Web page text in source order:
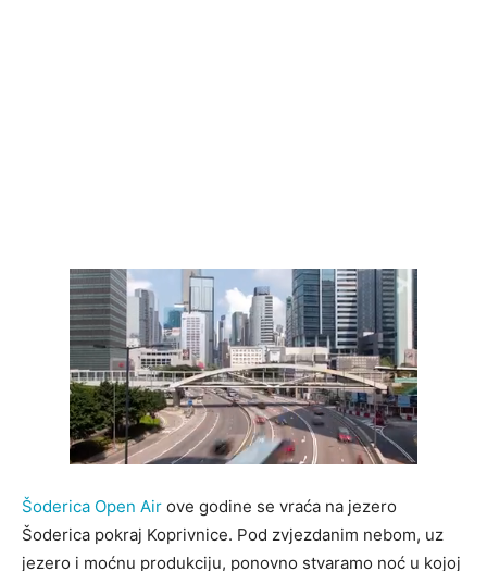
Šoderica Open Air ove godine se vraća na jezero
Šoderica pokraj Koprivnice. Pod zvjezdanim nebom, uz
jezero i moćnu produkciju, ponovno stvaramo noć u kojoj